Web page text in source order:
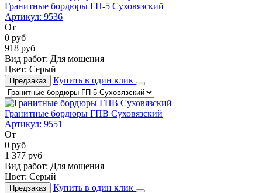
Гранитные бордюры ГП-5 Суховязский
Артикул: 9536
От
0 руб
918 руб
Вид работ: Для мощения
Цвет: Серый
Предзаказ Купить в один клик
Гранитные бордюры ГПВ Суховязский
Артикул: 9551
От
0 руб
1 377 руб
Вид работ: Для мощения
Цвет: Серый
Предзаказ Купить в один клик